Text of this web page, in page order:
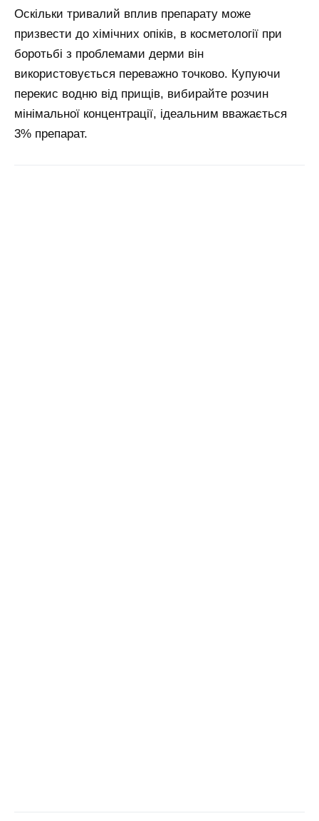
Оскільки тривалий вплив препарату може
призвести до хімічних опіків, в косметології при
боротьбі з проблемами дерми він
використовується переважно точково. Купуючи
перекис водню від прищів, вибирайте розчин
мінімальної концентрації, ідеальним вважається
3% препарат.